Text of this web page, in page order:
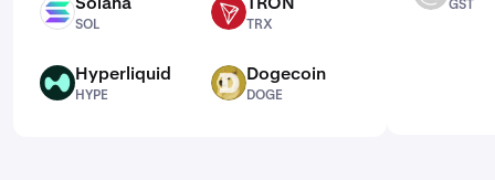
SOL
SOL
TRX
TRX
HYPE Hyperliquid
HYPE
DOGE Dogecoin
DOGE
GST